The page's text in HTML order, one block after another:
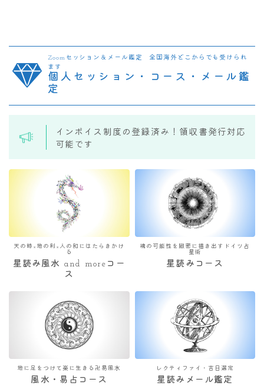
Zoomセッション＆メール鑑定 全国海外どこからでも受けられ
ます
個人セッション・コース・メール鑑
定
インボイス制度の登録済み！領収書発行対応
可能です
天の時×地の利×人の和にはたらきかけ
る
星読み風水 and moreコー
ス
魂の可能性を緻密に描き出すドイツ占
星術
星読みコース
地に足をつけて楽に生きる卍易風水
風水・易占コース
レクティファイ・吉日選定
星読みメール鑑定